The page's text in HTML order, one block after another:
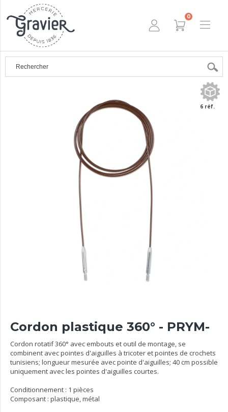
0
6 réf.
Cordon plastique 360° - PRYM-
Cordon rotatif 360° avec embouts et outil de montage, se
combinent avec pointes d'aiguilles à tricoter et pointes de crochets
tunisiens; longueur mesurée avec pointe d'aiguilles; 40 cm possible
uniquement avec les pointes d'aiguilles courtes.
Conditionnement : 1 pièces
Composant : plastique, métal